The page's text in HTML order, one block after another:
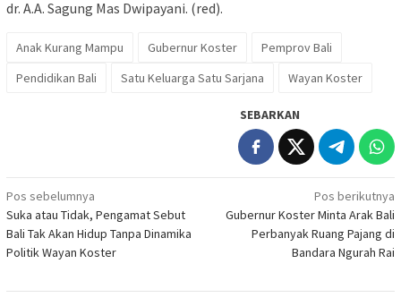
dr. A.A. Sagung Mas Dwipayani. (red).
Anak Kurang Mampu Gubernur Koster
Pemprov Bali
Pendidikan Bali
Satu Keluarga Satu Sarjana Wayan Koster
SEBARKAN
Navigasi
pos
Pos sebelumnya
Suka atau Tidak, Pengamat Sebut
Bali Tak Akan Hidup Tanpa Dinamika
Politik Wayan Koster
Pos berikutnya
Gubernur Koster Minta Arak Bali
Perbanyak Ruang Pajang di
Bandara Ngurah Rai